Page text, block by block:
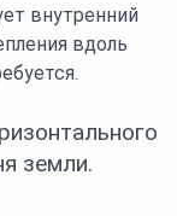
внутренний
вдоль
земли.